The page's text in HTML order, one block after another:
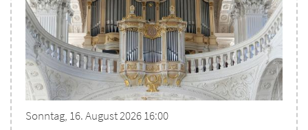
Sonntag, 16. August 2026 16:00